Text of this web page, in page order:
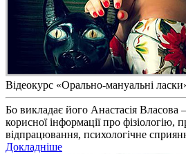
Відеокурс «Орально-мануальні
Бо викладає його Анастасія Власова
корисної інформації про фізіологію,
відпрацювання, психологічне
Докладніше